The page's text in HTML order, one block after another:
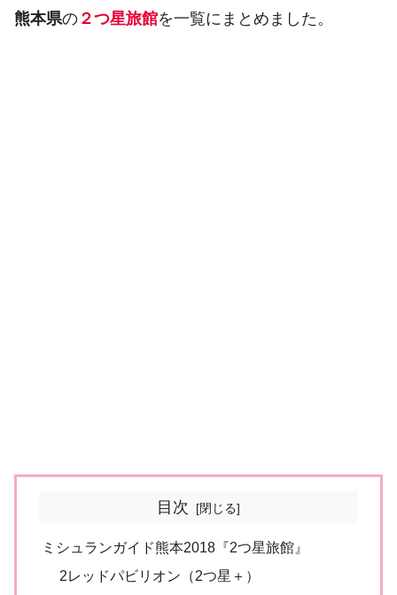
熊本県の ２つ星旅館を一覧にまとめました。
目次
ミシュランガイド熊本2018『2つ星旅館』
2レッドパビリオン（2つ星＋）